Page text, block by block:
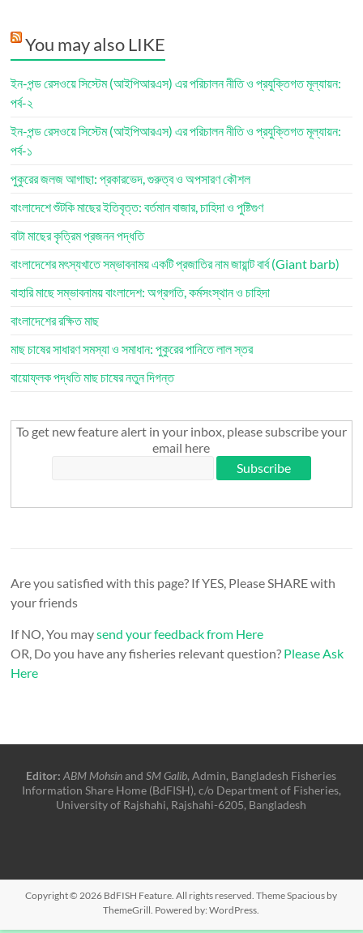
You may also LIKE
ইন-পন্ড রেসওয়ে সিস্টেম (আইপিআরএস) এর পরিচালন নীতি ও প্রযুক্তিগত মূল্যায়ন:
পর্ব-২
ইন-পন্ড রেসওয়ে সিস্টেম (আইপিআরএস) এর পরিচালন নীতি ও প্রযুক্তিগত মূল্যায়ন:
পর্ব-১
পুকুরের জলজ আগাছা: প্রকারভেদ, গুরুত্ব ও অপসারণ কৌশল
বাংলাদেশে শুঁটকি মাছের ইতিবৃত্ত: বর্তমান বাজার, চাহিদা ও পুষ্টিগুণ
বাটা মাছের কৃত্রিম প্রজনন পদ্ধতি
বাংলাদেশের মৎস্যখাতে সম্ভাবনাময় একটি প্রজাতির নাম জায়ান্ট বার্ব (Giant barb)
বাহারি মাছে সম্ভাবনাময় বাংলাদেশ: অগ্রগতি, কর্মসংস্থান ও চাহিদা
বাংলাদেশের রক্ষিত মাছ
মাছ চাষের সাধারণ সমস্যা ও সমাধান: পুকুরের পানিতে লাল স্তর
বায়োফ্লক পদ্ধতি মাছ চাষের নতুন দিগন্ত
To get new feature alert in your inbox, please subscribe your
email here
Are you satisfied with this page? If YES, Please SHARE with
your friends
If NO, You maysend your feedback from Here
OR, Do you have any fisheries relevant question? Please Ask
Here
Editor: ABM MohsinandSM Galib, Admin, Bangladesh Fisheries
Information Share Home (BdFISH), c/o Department of Fisheries,
University of Rajshahi, Rajshahi-6205, Bangladesh
Copyright © 2026 BdFISH Feature. All rights reserved. ThemeSpacious by
ThemeGrill. Powered by:WordPress.